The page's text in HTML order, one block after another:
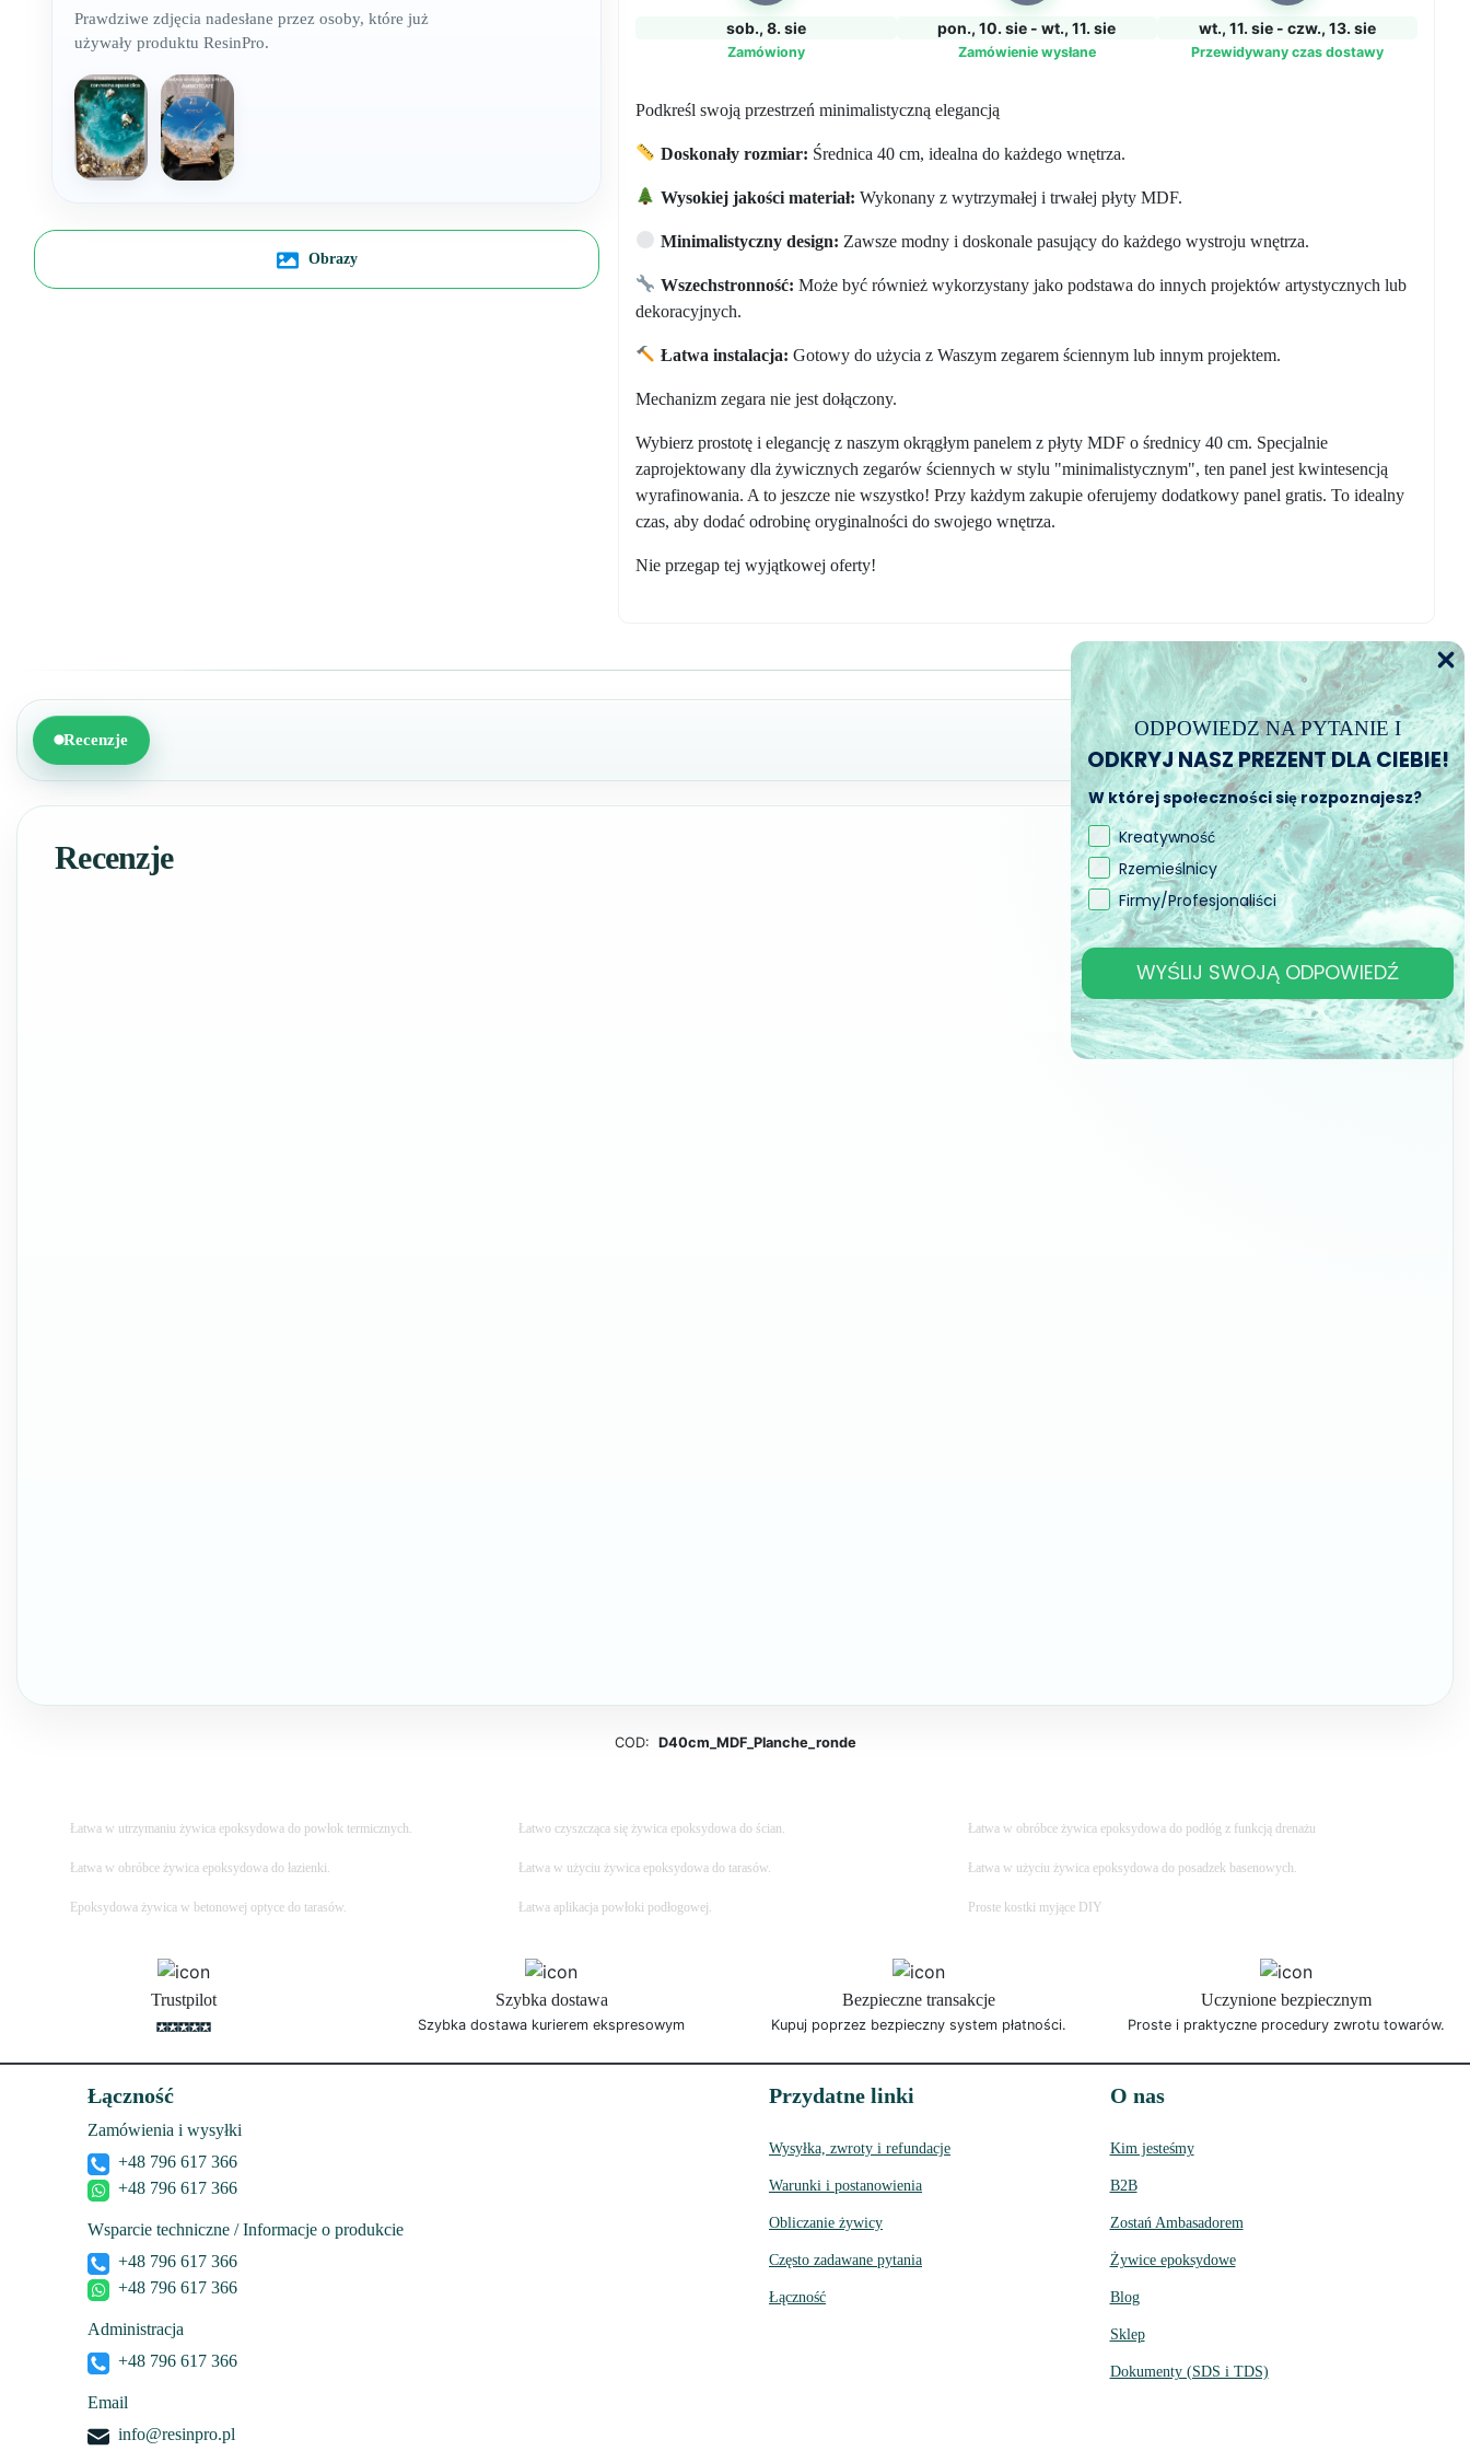
Prawdziwe zdjęcia nadesłane przez osoby, które już
używały produktu ResinPro.
Obrazy
sob., 8. sie
Zamówiony
pon., 10. sie - wt., 11. sie
Zamówienie wysłane
wt., 11. sie - czw., 13. sie
Przewidywany czas dostawy
Podkreśl swoją przestrzeń minimalistyczną elegancją
Doskonały rozmiar: Średnica 40 cm, idealna do każdego wnętrza.
Wysokiej jakości materiał: Wykonany z wytrzymałej i trwałej płyty MDF.
Minimalistyczny design: Zawsze modny i doskonale pasujący do każdego wystroju wnętrza.
Wszechstronność: Może być również wykorzystany jako podstawa do innych projektów artystycznych lub
dekoracyjnych.
Łatwa instalacja: Gotowy do użycia z Waszym zegarem ściennym lub innym projektem.
Mechanizm zegara nie jest dołączony.
Wybierz prostotę i elegancję z naszym okrągłym panelem z płyty MDF o średnicy 40 cm. Specjalnie
zaprojektowany dla żywicznych zegarów ściennych w stylu "minimalistycznym", ten panel jest kwintesencją
wyrafinowania. A to jeszcze nie wszystko! Przy każdym zakupie oferujemy dodatkowy panel gratis. To idealny
czas, aby dodać odrobinę oryginalności do swojego wnętrza.
Nie przegap tej wyjątkowej oferty!
Recenzje
Recenzje
COD: D40cm_MDF_Planche_ronde
Łatwa w utrzymaniu żywica epoksydowa do powłok termicznych. Łatwo czyszcząca się żywica epoksydowa do ścian. Łatwa w obróbce żywica epoksydowa do podłóg z funkcją drenażu
Łatwa w obróbce żywica epoksydowa do łazienki. Łatwa w użyciu żywica epoksydowa do tarasów. Łatwa w użyciu żywica epoksydowa do posadzek basenowych.
Epoksydowa żywica w betonowej optyce do tarasów. Łatwa aplikacja powłoki podłogowej. Proste kostki myjące DIY
Trustpilot Szybka dostawa
Szybka dostawa kurierem ekspresowym
Bezpieczne transakcje
Kupuj poprzez bezpieczny system płatności.
Uczynione bezpiecznym
Proste i praktyczne procedury zwrotu towarów.
Łączność
Zamówienia i wysyłki
+48 796 617 366
+48 796 617 366
Wsparcie techniczne / Informacje o produkcie
+48 796 617 366
+48 796 617 366
Administracja
+48 796 617 366
Email
info@resinpro.pl
Przydatne linki
Wysyłka, zwroty i refundacje
Warunki i postanowienia
Obliczanie żywicy
Często zadawane pytania
Łączność
O nas
Kim jesteśmy
B2B
Zostań Ambasadorem
Żywice epoksydowe
Blog
Sklep
Dokumenty (SDS i TDS)
ODPOWIEDZ NA PYTANIE I
ODKRYJ NASZ PREZENT DLA CIEBIE!
W której społeczności się rozpoznajesz?
Kreatywność
Rzemieślnicy
Firmy/Profesjonaliści
WYŚLIJ SWOJĄ ODPOWIEDŹ